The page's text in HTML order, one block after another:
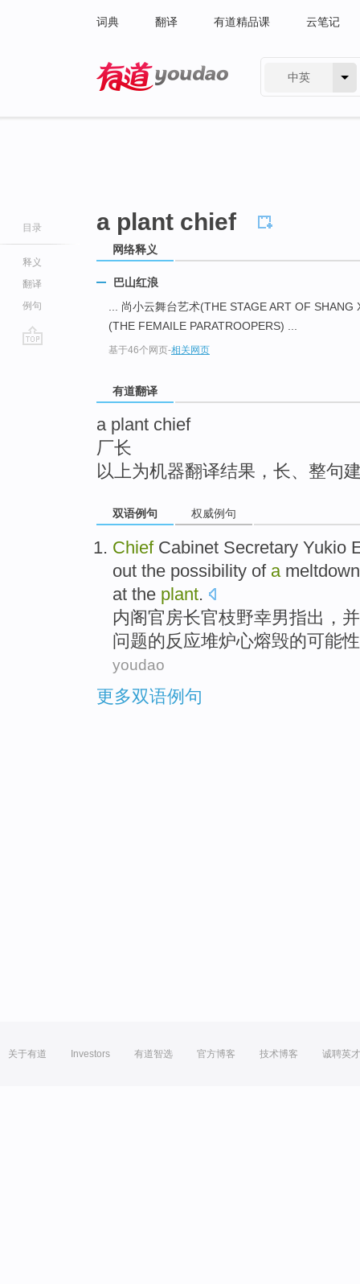
词典 翻译 有道精品课 云笔记
中英
目录
释义
翻译
例句
a plant chief
网络释义
巴山红浪
... 尚小云舞台艺术(THE STAGE ART OF
(THE FEMAILE PARATROOPERS) ...
基于46个网页-相关网页
有道翻译
a plant chief
厂长
以上为机器翻译结果，长、整句
双语例句 权威例句
ChiefCabinet Secretary Yukio
out the possibility of a
at the plant.
内阁官房长官枝野幸男指出， 并
问题的反应堆炉心熔毁的可能性
youdao
更多双语例句
关于有道 Investors 有道智选 官方博客 技术博客 诚聘英才